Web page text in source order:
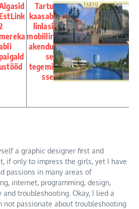
Tartu
kaasab
linlasi
mobiilir
akendu
se
tegemi
sse
a graphic designer first and
if only to impress the girls, yet I have
passions in many areas of
internet, programming, design,
and troubleshooting. Okay, I lied a
not passionate about troubleshooting